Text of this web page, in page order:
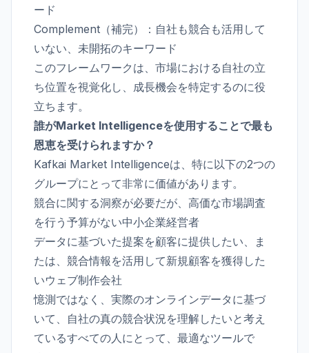
ード
Complement（補完）：自社も競合も活用して
いない、未開拓のキーワード
このフレームワークは、市場における自社の立
ち位置を視覚化し、成長機会を特定するのに役
立ちます。
誰がMarket Intelligenceを使用することで最も
恩恵を受けられますか？
Kafkai Market Intelligenceは、特に以下の2つの
グループにとって非常に価値があります。
競合に関する洞察が必要だが、高価な市場調査
を行う予算がない中小企業経営者
データに基づいた提案を顧客に提供したい、ま
たは、競合情報を活用して新規顧客を獲得した
いウェブ制作会社
憶測ではなく、実際のオンラインデータに基づ
いて、自社の真の競合状況を理解したいと考え
ているすべての人にとって、最適なツールで